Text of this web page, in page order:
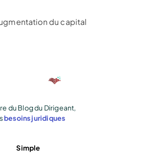
du capital
du Blog du Dirigeant,
besoins juridiques
Simple